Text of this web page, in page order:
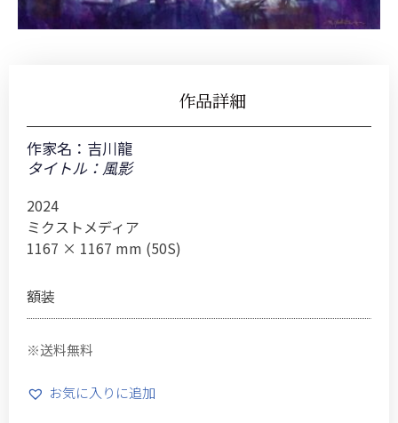
作品詳細
作家名： 吉川龍
タイトル：風影
2024
ミクストメディア
1167 × 1167 mm (50S)
額装
※送料無料
お気に入りに追加